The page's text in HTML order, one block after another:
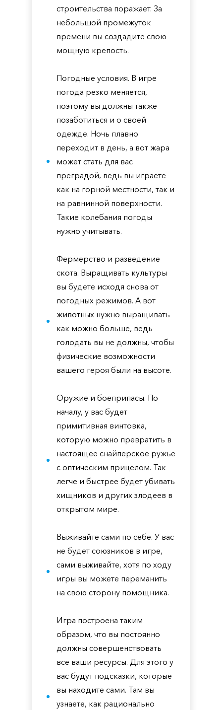
строительства поражает. За
небольшой промежуток
времени вы создадите свою
мощную крепость.
Погодные условия. В игре
погода резко меняется,
поэтому вы должны также
позаботиться и о своей
одежде. Ночь плавно
переходит в день, а вот жара
может стать для вас
преградой, ведь вы играете
как на горной местности, так и
на равнинной поверхности.
Такие колебания погоды
нужно учитывать.
Фермерство и разведение
скота. Выращивать культуры
вы будете исходя снова от
погодных режимов. А вот
животных нужно выращивать
как можно больше, ведь
голодать вы не должны, чтобы
физические возможности
вашего героя были на высоте.
Оружие и боеприпасы. По
началу, у вас будет
примитивная винтовка,
которую можно превратить в
настоящее снайперское ружье
с оптическим прицелом. Так
легче и быстрее будет убивать
хищников и других злодеев в
открытом мире.
Выживайте сами по себе. У вас
не будет союзников в игре,
сами выживайте, хотя по ходу
игры вы можете переманить
на свою сторону помощника.
Игра построена таким
образом, что вы постоянно
должны совершенствовать
все ваши ресурсы. Для этого у
вас будут подсказки, которые
вы находите сами. Там вы
узнаете, как рационально